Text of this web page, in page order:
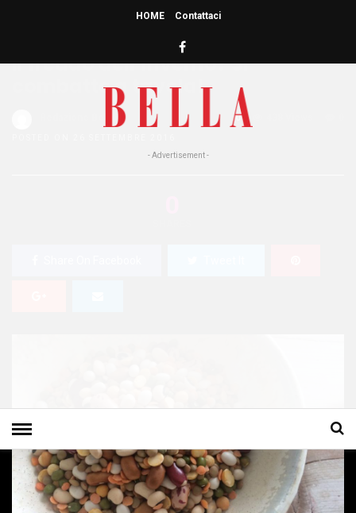
HOME Contattaci
- Advertisement -
Il freddo dell’inverno? Si
combatte a tavola!
0